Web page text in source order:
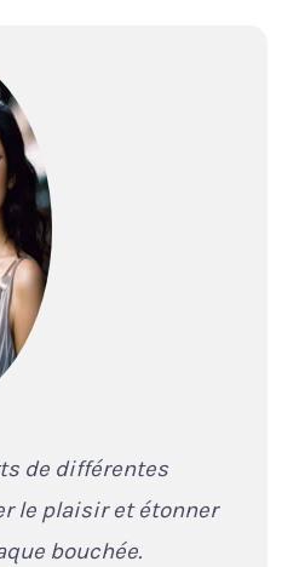
de différentes
le plaisir et étonner
bouchée.